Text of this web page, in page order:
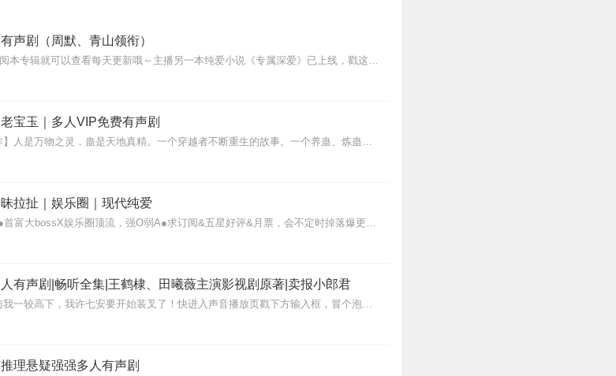
可惜命运坎坷，国仇家恨，他们将何去何从，cv演绎真棒，很抓耳。
们会如何选择呢，又甜又虐，非常期待后续发展，希望他们有个好的结局。
新的磨难。家国和爱情的抉择很揪心。好像体会到了主角经历的跌宕人生。
国大义与儿女情长碰撞，剧情紧凑又戳心，打算追更了！
嗔，每个角色都鲜活立体，瞬间代入三世虐恋！
声剧（周默、青山领衔）
“来助你破案，来与你长久相守”订阅本专辑就可以查看每天更新哦～主播另一本纯爱小说《专属深爱》已上线，戳这里收获绝美爱情！长期收听福利：福利1首次上线10集，上...
宝玉｜多人VIP免费有声剧
内容简介【黑暗文反派流封神之作】人是万物之灵，蛊是天地真精。一个穿越者不断重生的故事。一个养蛊、炼蛊、用蛊的奇特世界。配音组（男角色）老宝玉旁白...
拉扯｜娱乐圈｜现代纯爱
●双洁+穿书+甜文+现代纯爱+HE●首富大bossX娱乐圈顶流，强O弱A●求订阅&五星好评&月票，会不定时掉落爆更惊喜哦！【内容简介】穆橙穿书了，穿成无法无...
有声剧|畅听全集|王鹤棣、田曦薇主演影视剧原著|卖报小郎君
【冒泡有奖】听说杨千幻那厮要与我一较高下，我许七安要开始装叉了！快进入声音播放页戳下方输入框，冒个泡偷偷告诉我，我要用哪些诗词才能胜过他？说得好的，有赏！202...
理悬疑强强多人有声剧